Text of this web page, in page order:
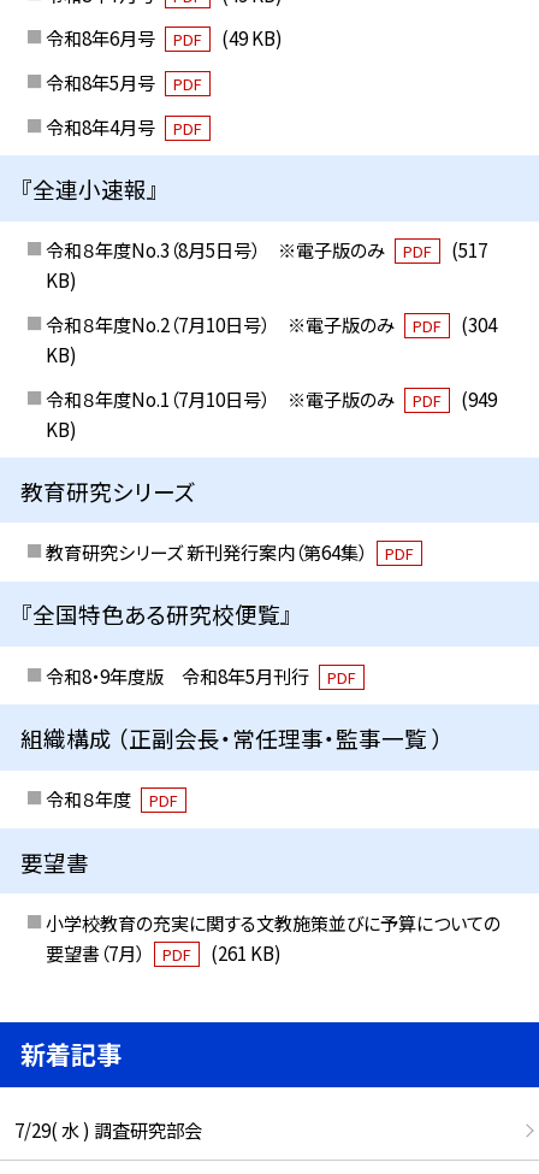
令和8年6月号
PDF
(49 KB)
令和8年5月号
PDF
令和8年4月号 PDF
『全連小速報』
令和８年度No.3（8月5日号） ※電子版のみ PDF
(517
KB)
令和８年度No.2（7月10日号） ※電子版のみ
PDF
(304
KB)
令和８年度No.1（7月10日号） ※電子版のみ
PDF
(949
KB)
教育研究シリーズ
教育研究シリーズ 新刊発行案内（第64集） PDF
『全国特色ある研究校便覧』
令和8・9年度版 令和8年5月刊行 PDF
組織構成 （正副会長・常任理事・監事一覧 ）
令和８年度 PDF
要望書
小学校教育の充実に関する文教施策並びに予算についての
要望書（7月）
PDF (261 KB)
新着記事
7/29( 水 ) 調査研究部会